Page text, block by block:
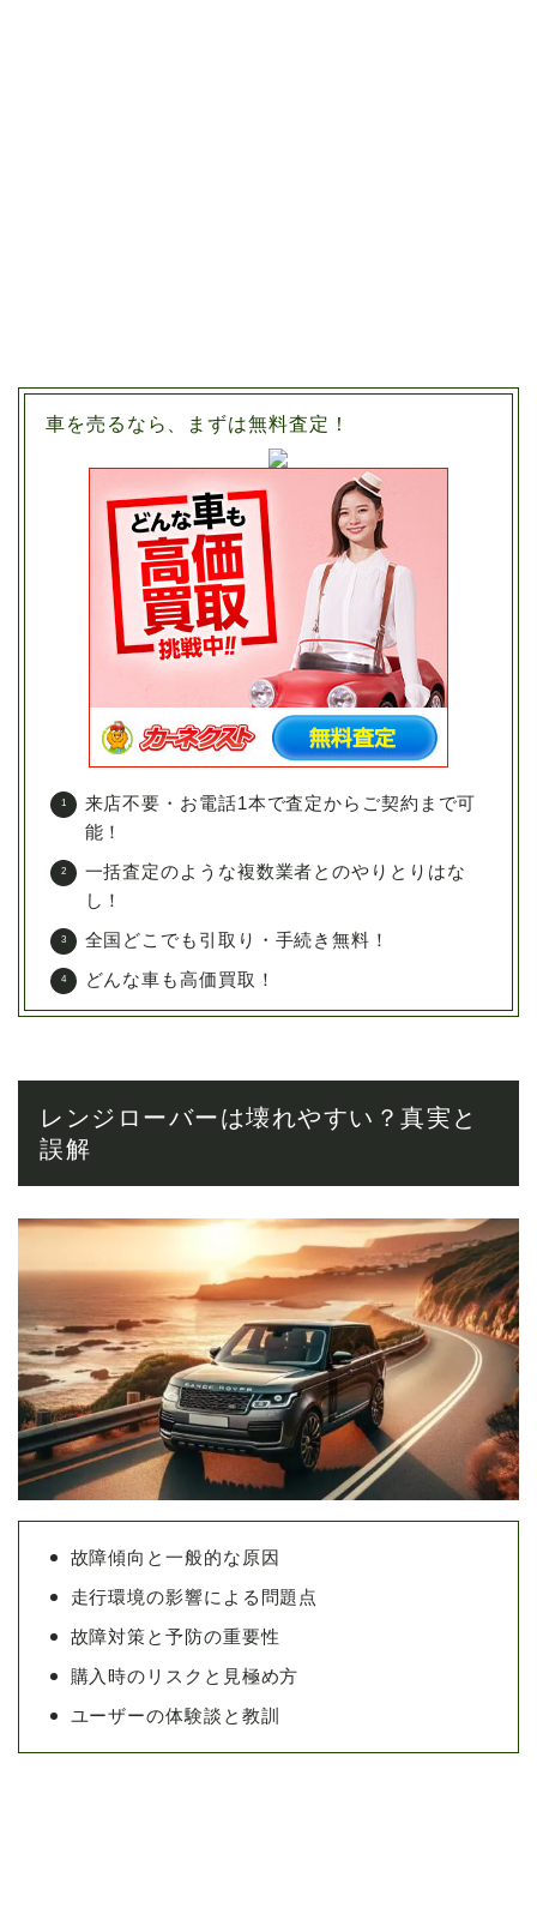
車を売るなら、まずは無料査定！
来店不要・お電話1本で査定からご契約まで可
能！
一括査定のような複数業者とのやりとりはな
し！
全国どこでも引取り・手続き無料！
どんな車も高価買取！
レンジローバーは壊れやすい？真実と
誤解
故障傾向と一般的な原因
走行環境の影響による問題点
故障対策と予防の重要性
購入時のリスクと見極め方
ユーザーの体験談と教訓